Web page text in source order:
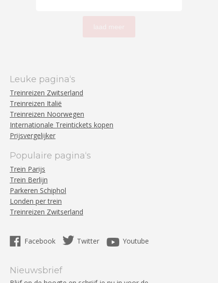
Leuke pagina‘s
Treinreizen Zwitserland
Treinreizen Italië
Treinreizen Noorwegen
Internationale Treintickets kopen
Prijsvergelijker
Populaire pagina‘s
Trein Parijs
Trein Berlijn
Parkeren Schiphol
Londen per trein
Treinreizen Zwitserland
Facebook Twitter Youtube
Nieuwsbrief